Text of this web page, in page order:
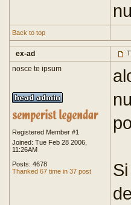
Back to top
ex-ad
nosce te ipsum
Registered Member #1
Joined: Tue Feb 28 2006,
11:26AM
Posts: 4678
Thanked 67 time in 37 post